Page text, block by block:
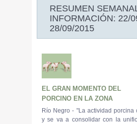
RESUMEN
INFORMACIÓN: 22/
28/09/2015
EL GRAN MOMENTO DEL
PORCINO EN LA ZONA
Río Negro - "La actividad porcina
y se va a consolidar con la